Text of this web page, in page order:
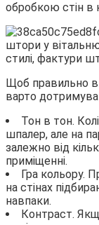
обробкою стін в
Щоб правильно
варто
Тон в тон.
шпалер, але на
залежно від
приміщенні.
Гра кольору.
на стінах
навпаки.
Контраст.